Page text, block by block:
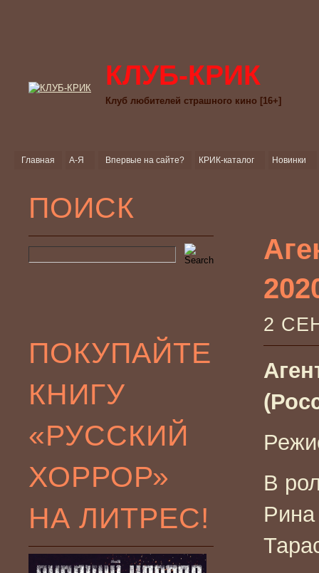
КЛУБ-КРИК
Клуб любителей страшного кино [16+]
Главная А-Я Впервые на сайте? КРИК-каталог Новинки
ПОИСК
ПОКУПАЙТЕ
КНИГУ
«РУССКИЙ
ХОРРОР»
НА ЛИТРЕС!
2
В